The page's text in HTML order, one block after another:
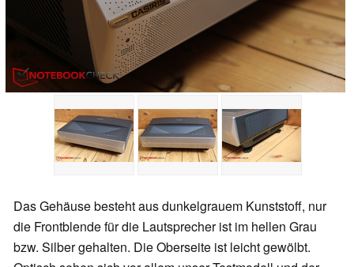
Das Gehäuse besteht aus dunkelgrauem Kunststoff, nur
die Frontblende für die Lautsprecher ist im hellen Grau
bzw. Silber gehalten. Die Oberseite ist leicht gewölbt.